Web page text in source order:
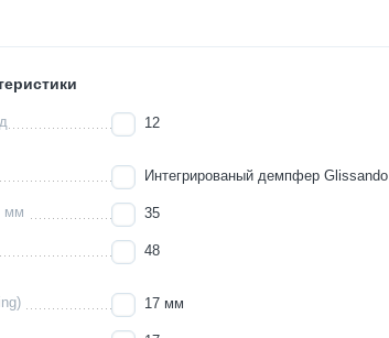
12
Интегрированый демпфер Glissando
мм 35
48
17 мм